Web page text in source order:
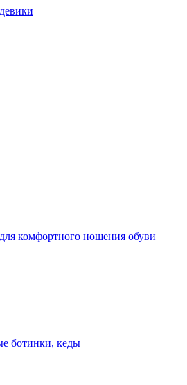
комфортного ношения обуви
ботинки, кеды